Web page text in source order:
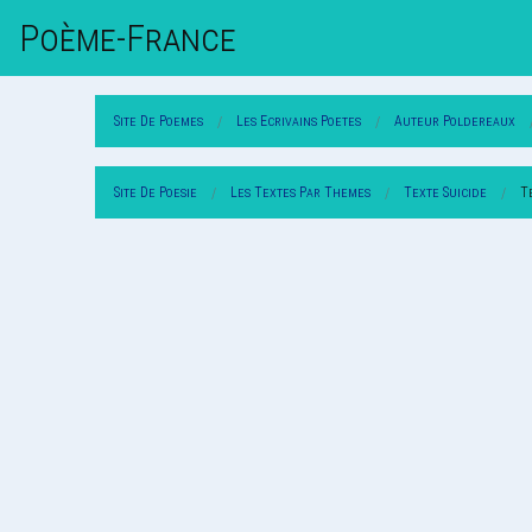
Poème-FrAnce
Site De Poemes Les Ecrivains Poetes Auteur Poldereaux
Site De Poesie Les Textes Par Themes Texte Suicide